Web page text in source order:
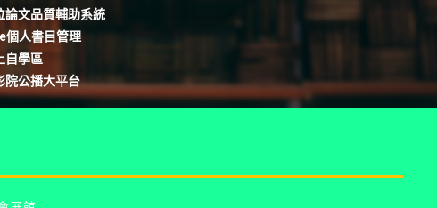
文品質輔助系統
人書目管理
自學區
公播大平台